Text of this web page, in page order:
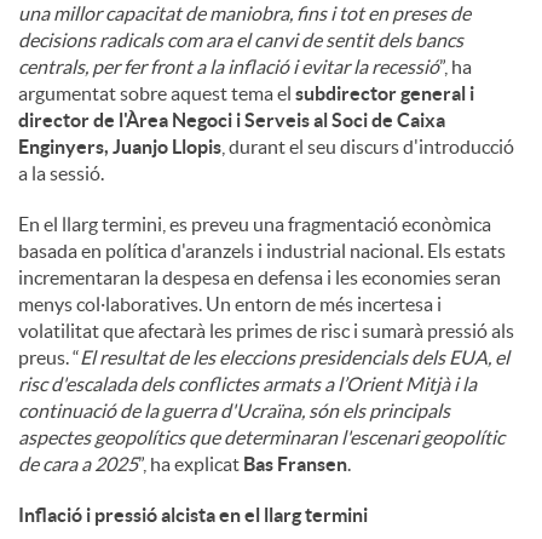
una millor capacitat de maniobra, fins i tot en preses de
decisions radicals com ara el canvi de sentit dels bancs
centrals, per fer front a la inflació i evitar la recessió”, ha
argumentat sobre aquest tema el subdirector general i
director de l'Àrea Negoci i Serveis al Soci de Caixa
Enginyers, Juanjo Llopis , durant el seu discurs d'introducció
a la sessió.
En el llarg termini, es preveu una fragmentació econòmica
basada en política d'aranzels i industrial nacional. Els estats
incrementaran la despesa en defensa i les economies seran
menys col·laboratives. Un entorn de més incertesa i
volatilitat que afectarà les primes de risc i sumarà pressió als
preus. “El resultat de les eleccions presidencials dels EUA, el
risc d'escalada dels conflictes armats a l’Orient Mitjà i la
continuació de la guerra d'Ucraïna, són els principals
aspectes geopolítics que determinaran l'escenari geopolític
de cara a 2025”, ha explicat Bas Fransen.
Inflació i pressió alcista en el llarg termini